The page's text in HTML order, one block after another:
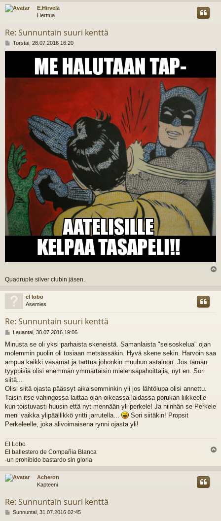
E.Hirvelä
Herttua
Re: Sunnuntain suuri kenttä
V
i
i
Torstai, 28.07.2016 16:20
Quadruple silver clubin jäsen.
s
el lobo
Asemies
Re: Sunnuntain suuri kenttä
V
e
s
t
i
Lauantai, 30.07.2016 19:06
Minusta se oli yksi parhaista skeneistä. Samanlaista "seisoskelua" ojan
molemmin puolin oli tosiaan metsässäkin. Hyvä skene sekin. Harvoin saa
ampua kaikki vasamat ja tarttua johonkin muuhun astaloon. Jos tämän
tyyppisiä olisi enemmän ymmärtäisin mielensäpahoittajia, nyt en. Sori
siitä...
Olisi siitä ojasta päässyt aikaisemminkin yli jos lähtölupa olisi annettu.
Taisin itse vahingossa laittaa ojan oikeassa laidassa porukan liikkeelle
kun toistuvasti huusin että nyt mennään yli perkele! Ja niinhän se Perkele
meni vaikka ylipäällikkö yritti jarrutella...
Sori siitäkin! Propsit
Perkeleelle, joka alivoimaisena rynni ojasta yli!
El Lobo
El ballestero de Compañia Blanca
-un prohibido bastardo sin gloria
ö
Acheron
Kapteeni
Re: Sunnuntain suuri kenttä
VSunnuntai, 31.07.2016 02:45